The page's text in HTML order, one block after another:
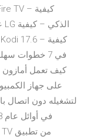
كيف تعمل أمازون